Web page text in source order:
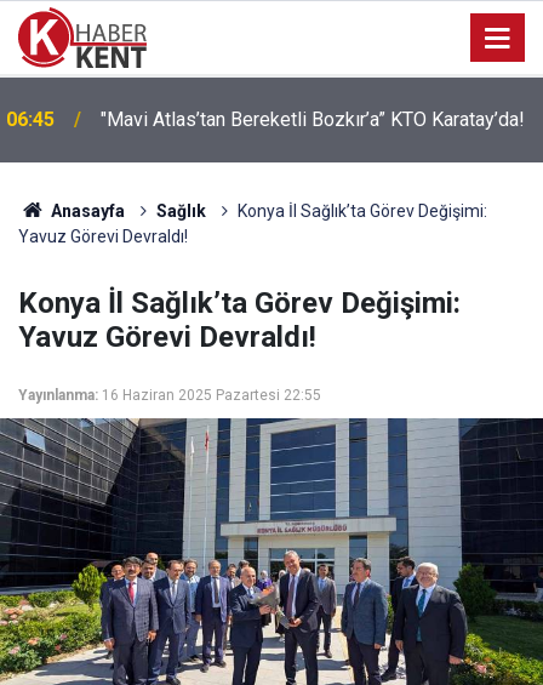
22:21
Edilecek
Anasayfa Sağlık
Konya İl Sağlık’ta Görev Değişimi:
Yavuz Görevi Devraldı!
Konya İl Sağlık’ta Görev Değişimi:
Yavuz Görevi Devraldı!
Yayınlanma: 16 Haziran 2025 Pazartesi 22:55